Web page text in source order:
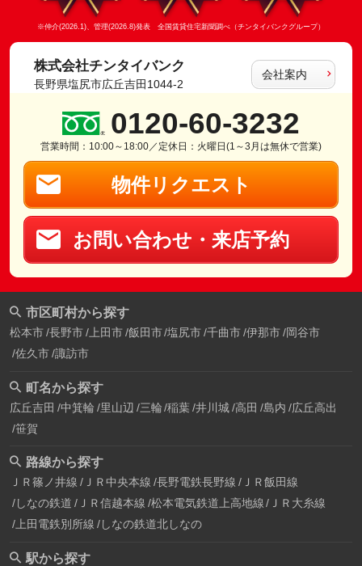
※仲介(2026.1)、管理(2026.8)発表 全国賃貸住宅新聞調べ（チンタイバンクグループ）
株式会社チンタイバンク
長野県塩尻市広丘吉田1044-2
会社案内
0120-60-3232
営業時間：10:00～18:00／定休日：火曜日(1～3月は無休で営業)
物件リクエスト
お問い合わせ・来店予約
市区町村から探す
松本市 長野市 上田市 飯田市 塩尻市 千曲市 伊那市 岡谷市
佐久市 諏訪市
町名から探す
広丘吉田 中箕輪 里山辺 三輪 稲葉 井川城 高田 島内 広丘高出
笹賀
路線から探す
ＪＲ篠ノ井線 ＪＲ中央本線 長野電鉄長野線 ＪＲ飯田線
しなの鉄道 ＪＲ信越本線 松本電気鉄道上高地線
ＪＲ大糸線
上田電鉄別所線 しなの鉄道北しなの
駅から探す